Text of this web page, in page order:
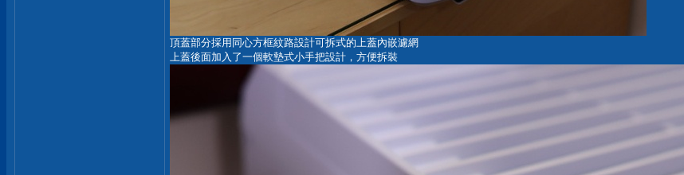
頂蓋部分採用同心方框紋路設計可拆式的上蓋內嵌濾網
上蓋後面加入了一個軟墊式小手把設計，方便拆裝